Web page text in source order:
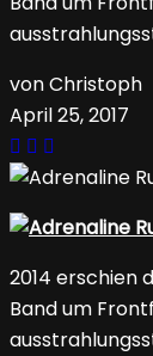
von Christoph
April 25, 2017
2014 erschien
Band um